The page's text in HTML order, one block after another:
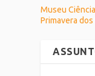
Museu
Primavera